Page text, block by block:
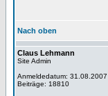
Nach oben
Claus Lehmann
Site Admin
Anmeldedatum: 31.08.2007
Beiträge: 18810